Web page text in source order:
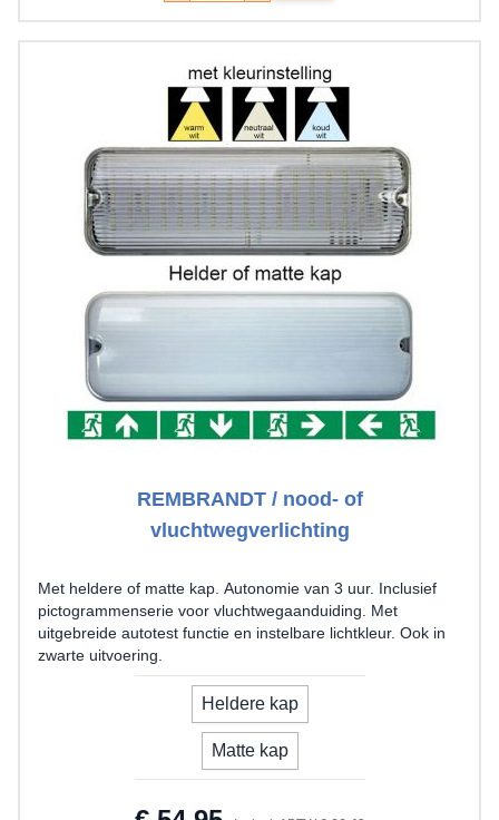
REMBRANDT / nood- of
vluchtwegverlichting
Met heldere of matte kap. Autonomie van 3 uur. Inclusief
pictogrammenserie voor vluchtwegaanduiding. Met
uitgebreide autotest functie en instelbare lichtkleur. Ook in
zwarte uitvoering.
model
Heldere kap
Matte kap